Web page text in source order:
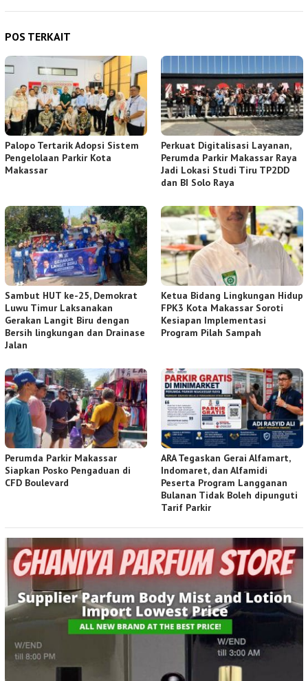
POS TERKAIT
Palopo Tertarik Adopsi Sistem
Pengelolaan Parkir Kota
Makassar
Perkuat Digitalisasi Layanan,
Perumda Parkir Makassar Raya
Jadi Lokasi Studi Tiru TP2DD
dan BI Solo Raya
Sambut HUT ke-25, Demokrat
Luwu Timur Laksanakan
Gerakan Langit Biru dengan
Bersih lingkungan dan Drainase
Jalan
Ketua Bidang Lingkungan Hidup
FPK3 Kota Makassar Soroti
Kesiapan Implementasi
Program Pilah Sampah
Perumda Parkir Makassar
Siapkan Posko Pengaduan di
CFD Boulevard
ARA Tegaskan Gerai Alfamart,
Indomaret, dan Alfamidi
Peserta Program Langganan
Bulanan Tidak Boleh dipunguti
Tarif Parkir